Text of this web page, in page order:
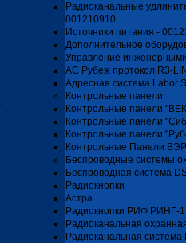
Радиоканальные
001210910
Источники питания -
Дополнительное
Управление
АС Рубеж протокол R3-
Адресная система Labor
Контрольные панели
Контрольные панели
Контрольные панели
Контрольные панели
Контрольные Панели
Беспроводные системы
Беспроводная система
Радиокнопки
Астра
Радиокнопки РИФ РИНГ-
Радиоканальная
Радиоканальная